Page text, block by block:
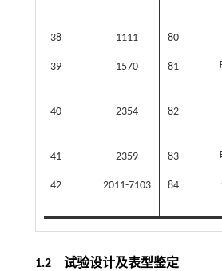
38 1111 80
39 1570 81
40 2354 82
41 2359 83
42 2011-7103 84
1.2 试验设计及表型鉴定